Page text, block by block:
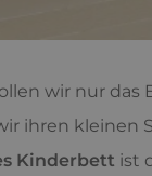
wir nur das
ihren kleinen
Kinderbett ist